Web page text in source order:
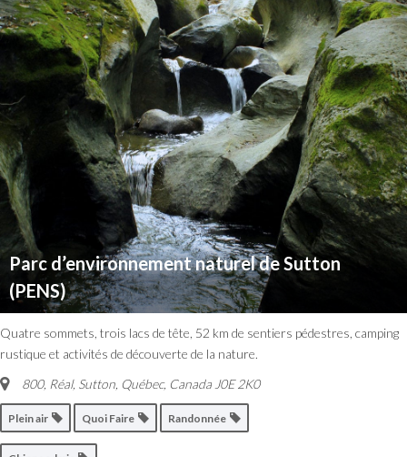
Parc d’environnement naturel de Sutton
(PENS)
Quatre sommets, trois lacs de tête, 52 km de sentiers pédestres, camping
rustique et activités de découverte de la nature.
800, Réal, Sutton Québec, Canada J0E 2K0
Plein air Quoi Faire Randonnée